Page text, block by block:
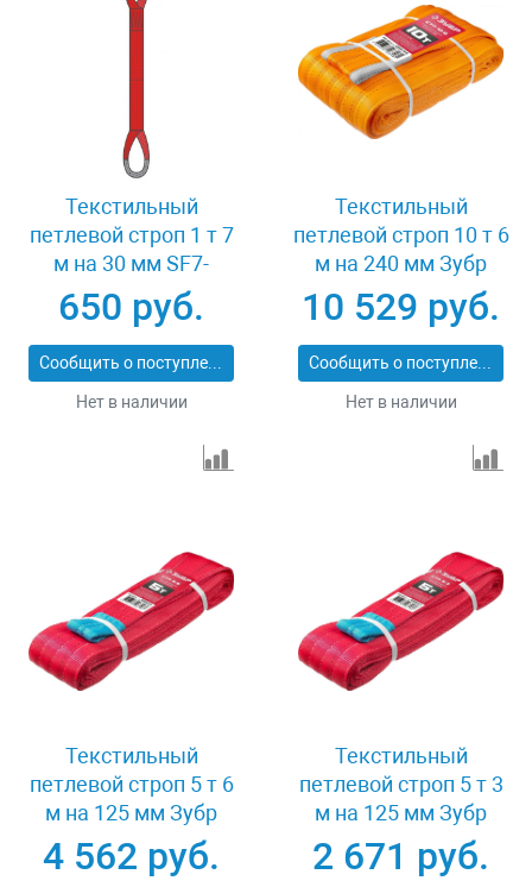
Текстильный
петлевой строп 1 т 7
м на 30 мм SF7-
СТП-1-7
650 руб.
Сообщить о поступлении
Нет в наличии
Текстильный
петлевой строп 10 т 6
м на 240 мм Зубр
43559-10-6
10 529 руб.
Сообщить о поступлении
Нет в наличии
Текстильный
петлевой строп 5 т 6
м на 125 мм Зубр
43555-5-6
4 562 руб.
Текстильный
петлевой строп 5 т 3
м на 125 мм Зубр
43555-5-3
2 671 руб.